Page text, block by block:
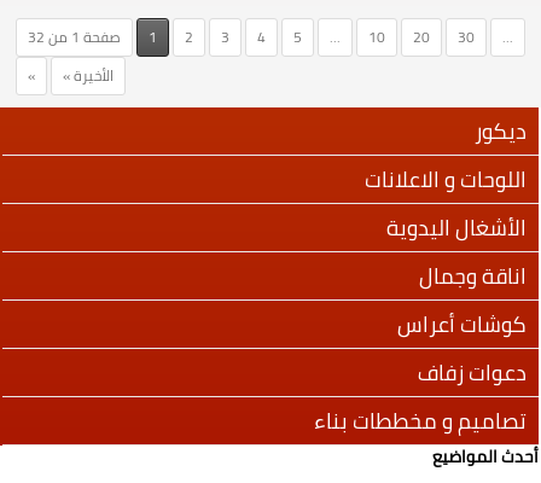
صفحة 1 من 32 1 2 3 4 5 ... 10 20 30
...
»
الأخيرة »
ديكور
اللوحات و الاعلانات
الأشغال اليدوية
اناقة وجمال
كوشات أعراس
دعوات زفاف
تصاميم و مخططات بناء
أحدث المواضيع